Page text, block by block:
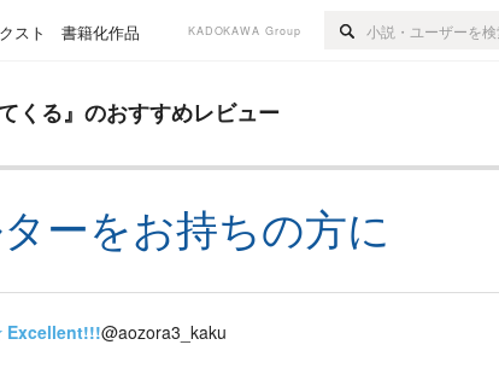
スト 書籍化作品 KADOKAWA Group
くる』のおすすめレビュー
ーをお持ちの方に
Excellent!!!@aozora3_kaku